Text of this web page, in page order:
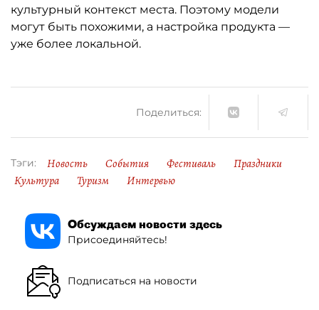
культурный контекст места. Поэтому модели
могут быть похожими, а настройка продукта —
уже более локальной.
Поделиться:
Тэги: Новость События Фестиваль
Праздники
Культура
Туризм Интервью
Обсуждаем новости здесь
Присоединяйтесь!
Подписаться на новости